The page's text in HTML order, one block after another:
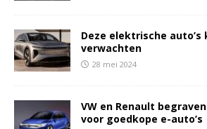
Deze elektrische auto’s
verwachten
28 mei 2024
VW en Renault
voor goedkope e-auto’s